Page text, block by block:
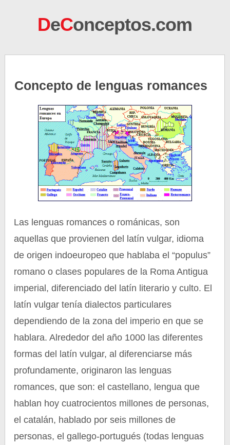
DeConceptos.com
Concepto de lenguas romances
Las lenguas romances o románicas, son
aquellas que provienen del latín vulgar, idioma
de origen indoeuropeo que hablaba el “populus”
romano o clases populares de la Roma Antigua
imperial, diferenciado del latín literario y culto. El
latín vulgar tenía dialectos particulares
dependiendo de la zona del imperio en que se
hablara. Alrededor del año 1000 las diferentes
formas del latín vulgar, al diferenciarse más
profundamente, originaron las lenguas
romances, que son: el castellano, lengua que
hablan hoy cuatrocientos millones de personas,
el catalán, hablado por seis millones de
personas, el gallego-portugués (todas lenguas